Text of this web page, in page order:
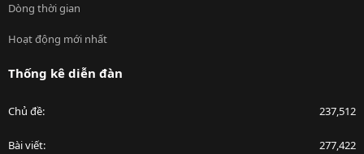
Dòng thời gian
Hoạt động mới nhất
Thống kê diễn đàn
Chủ đề 237,512
Bài viết 277,422